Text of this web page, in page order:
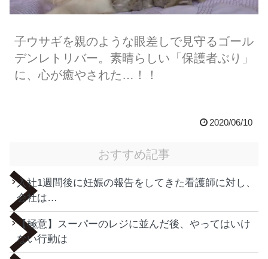
子ウサギを親のような眼差しで見守るゴール
デンレトリバー。素晴らしい「保護者ぶり」
に、心が癒やされた…！！
2020/06/10
おすすめ記事
入社1週間後に妊娠の報告をしてきた看護師に対し、
会社は…
【極意】スーパーのレジに並んだ後、やってはいけ
ない行動は